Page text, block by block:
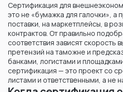
Сертификация для
это не «бумажка для галочки», а
поставки, на маркетплейсы, в
контрактов. От правильно
соответствия зависят скорость
претензий на таможне и
банками, логистами и
сертификация — это проект со
листами и ответственными, а не